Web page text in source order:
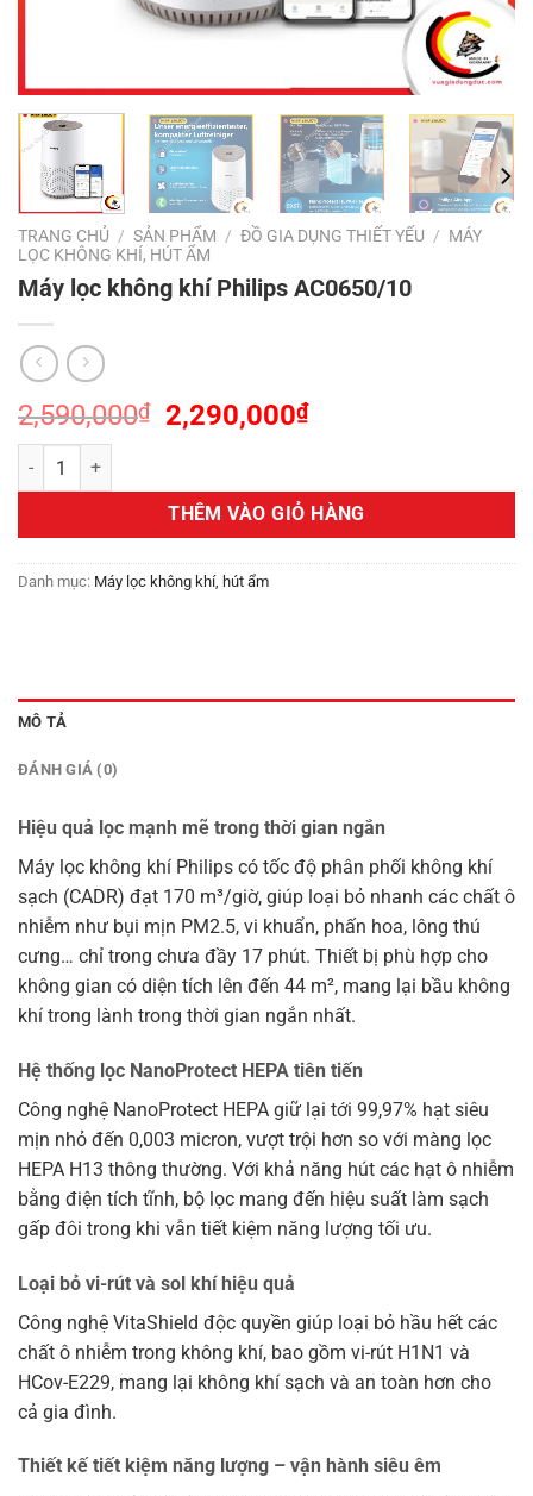
TRANG CHỦ / SẢN PHẨM / ĐỒ GIA DỤNG THIẾT YẾU / MÁY
LỌC KHÔNG KHÍ, HÚT ẨM
Máy lọc không khí Philips AC0650/10
2,590,000₫
Giá
2,590,000₫.
2,290,000₫Giá
là:
2,290,000₫.
Máy lọc không khí Philips AC0650/10 số lượng
THÊM VÀO GIỎ HÀNG
Danh mục: Máy lọc không khí, hút ẩm
MÔ TẢ
ĐÁNH GIÁ (0)
Hiệu quả lọc mạnh mẽ trong thời gian ngắn
Máy lọc không khí Philips có tốc độ phân phối không khí
sạch (CADR) đạt 170 m³/giờ, giúp loại bỏ nhanh các chất ô
nhiễm như bụi mịn PM2.5, vi khuẩn, phấn hoa, lông thú
cưng… chỉ trong chưa đầy 17 phút. Thiết bị phù hợp cho
không gian có diện tích lên đến 44 m², mang lại bầu không
khí trong lành trong thời gian ngắn nhất.
Hệ thống lọc NanoProtect HEPA tiên tiến
Công nghệ NanoProtect HEPA giữ lại tới 99,97% hạt siêu
mịn nhỏ đến 0,003 micron, vượt trội hơn so với màng lọc
HEPA H13 thông thường. Với khả năng hút các hạt ô nhiễm
bằng điện tích tĩnh, bộ lọc mang đến hiệu suất làm sạch
gấp đôi trong khi vẫn tiết kiệm năng lượng tối ưu.
Loại bỏ vi-rút và sol khí hiệu quả
Công nghệ VitaShield độc quyền giúp loại bỏ hầu hết các
chất ô nhiễm trong không khí, bao gồm vi-rút H1N1 và
HCov-E229, mang lại không khí sạch và an toàn hơn cho
cả gia đình.
Thiết kế tiết kiệm năng lượng – vận hành siêu êm